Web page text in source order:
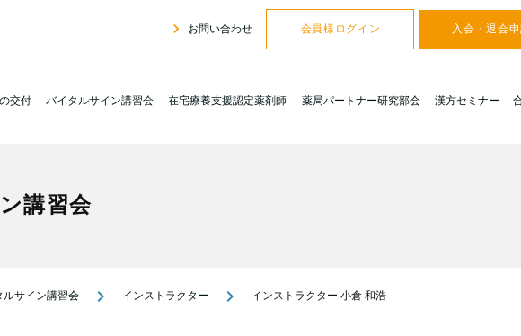
navigate_next お問い合わせ 会員様ログイン 入会・退会
交付 バイタルサイン講習会 在宅療養支援認定薬剤師 薬局パートナー研究部会 漢方セミナー
講習会
ルサイン講習会 navigate_next インストラクター navigate_next インストラクター 小倉 和浩